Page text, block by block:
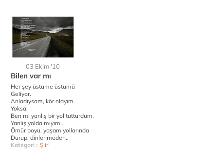
03 Ekim '10
Bilen var mı
Her şey üstüme üstümü
Geliyor.
Anladıysam, kör olayım.
Yoksa;
Ben mi yanlış bir yol tutturdum.
Yanlış yolda mıyım..
Ömür boyu, yaşam yollarında
Durup, dinlenmeden..
Kategori : Şiir